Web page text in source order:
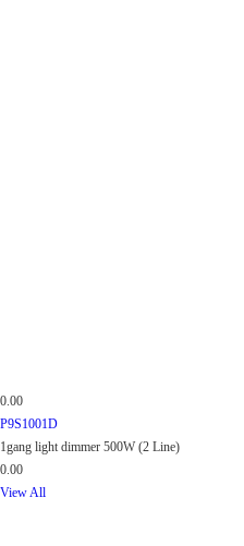
0.00
P9S1001D
1gang light dimmer 500W (2 Line)
0.00
View All